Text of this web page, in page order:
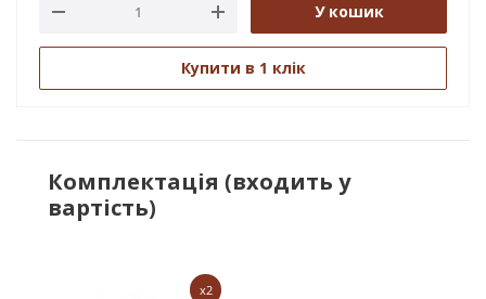
У кошик
Купити в 1 клік
Комплектація (входить у
вартість)
x2